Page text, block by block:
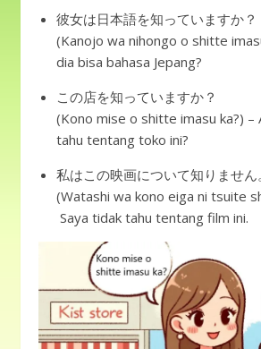
彼女は日本語を知っていますか？
(Kanojo wa nihongo o shitte
dia bisa bahasa Jepang?
この店を知っていますか？
(Kono mise o shitte imasu ka?) –
tahu tentang toko ini?
私はこの映画について知りません。
(Watashi wa kono eiga ni tsuite
Saya tidak tahu tentang film ini.